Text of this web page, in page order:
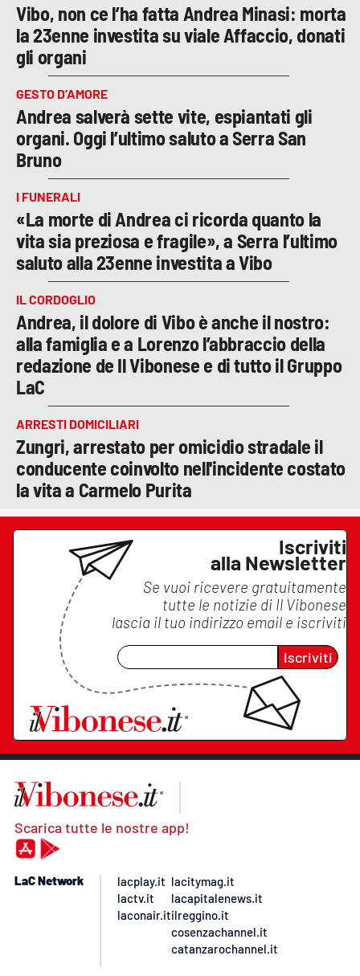
Vibo, non ce l’ha fatta Andrea Minasi: morta
la 23enne investita su viale Affaccio, donati
gli organi
GESTO D’AMORE
Andrea salverà sette vite, espiantati gli
organi. Oggi l’ultimo saluto a Serra San
Bruno
I FUNERALI
«La morte di Andrea ci ricorda quanto la
vita sia preziosa e fragile», a Serra l’ultimo
saluto alla 23enne investita a Vibo
IL CORDOGLIO
Andrea, il dolore di Vibo è anche il nostro:
alla famiglia e a Lorenzo l’abbraccio della
redazione de Il Vibonese e di tutto il Gruppo
LaC
ARRESTI DOMICILIARI
Zungri, arrestato per omicidio stradale il
conducente coinvolto nell'incidente costato
la vita a Carmelo Purita
Iscriviti
alla Newsletter
Se vuoi ricevere gratuitamente
tutte le notizie di Il Vibonese
lascia il tuo indirizzo email e iscriviti
Iscriviti
Scarica tutte le nostre app!
LaC Network
lacplay.it
lactv.it
laconair.it
lacitymag.it
lacapitalenews.it
ilreggino.it
cosenzachannel.it
catanzarochannel.it